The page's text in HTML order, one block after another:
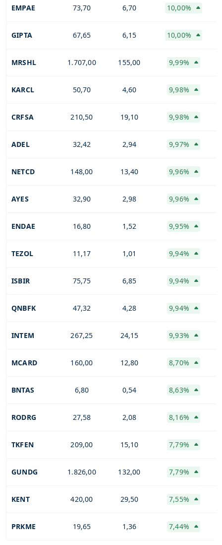
EMPAE 73,70 6,70 10,00%
GIPTA 67,65 6,15 10,00%
MRSHL 1.707,00 155,00 9,99%
KARCL 50,70 4,60 9,98%
CRFSA 210,50 19,10 9,98%
ADEL 32,42 2,94 9,97%
NETCD 148,00 13,40 9,96%
AYES 32,90 2,98 9,96%
ENDAE 16,80 1,52 9,95%
TEZOL 11,17 1,01 9,94%
ISBIR 75,75 6,85 9,94%
QNBFK 47,32 4,28 9,94%
INTEM 267,25 24,15 9,93%
MCARD 160,00 12,80 8,70%
BNTAS 6,80 0,54 8,63%
RODRG 27,58 2,08 8,16%
TKFEN 209,00 15,10 7,79%
GUNDG 1.826,00 132,00 7,79%
KENT 420,00 29,50 7,55%
PRKME 19,65 1,36 7,44%